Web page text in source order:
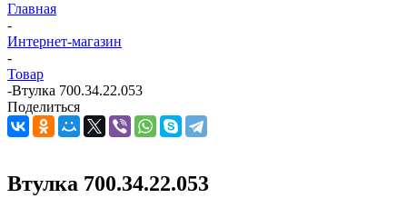
Главная
-
Интернет-магазин
-
Товар
-Втулка 700.34.22.053
Поделиться
Втулка 700.34.22.053